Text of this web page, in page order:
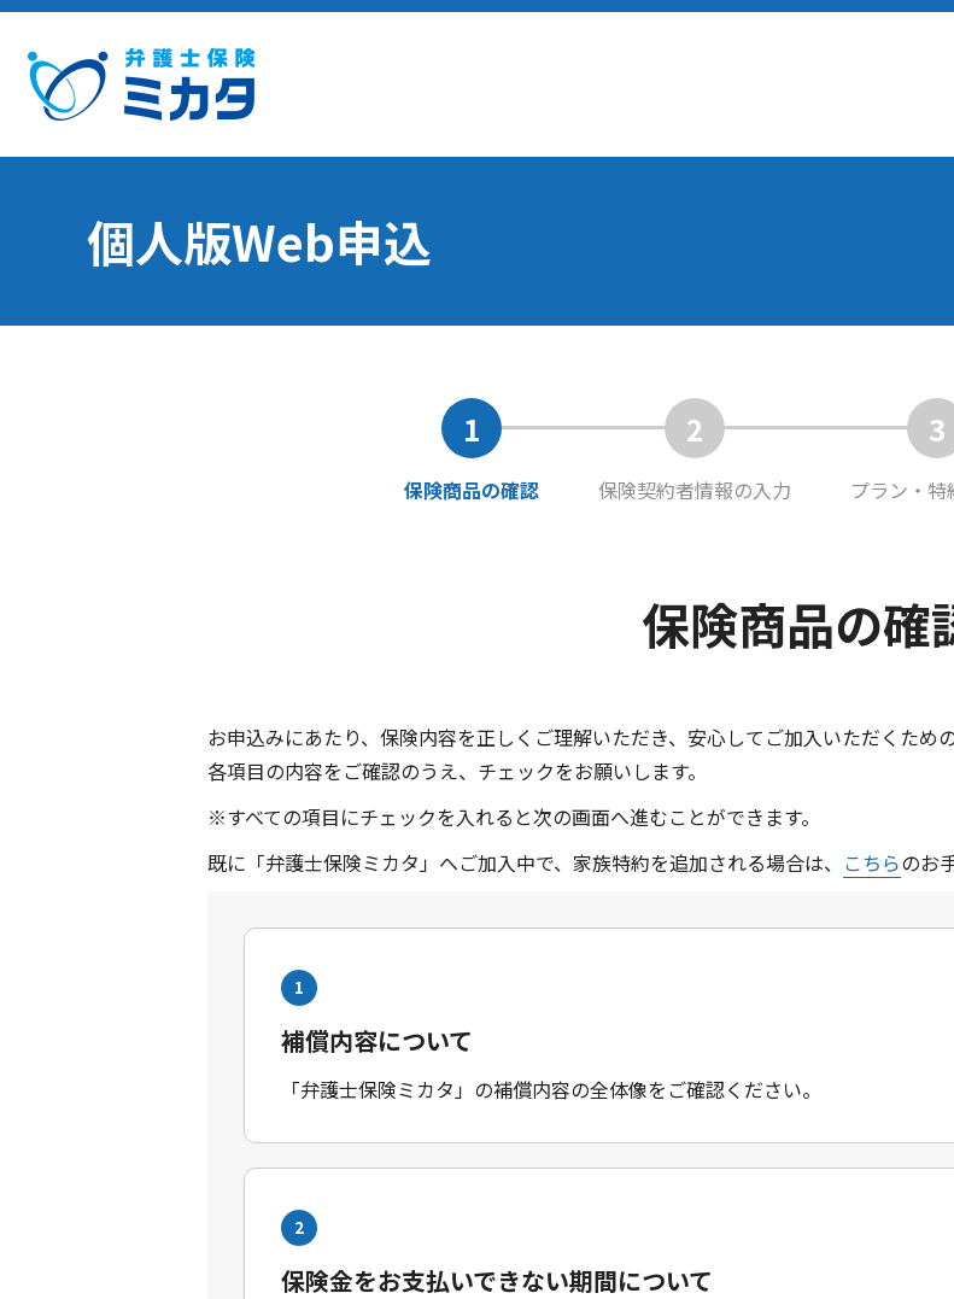
個人版Web申込
1
保険商品の確認
2
保険契約者情報の入力
3
プラン・特
保険商品の確
お申込みにあたり、保険内容を正しくご理解いただき、安心してご加入いただくための
各項目の内容をご確認のうえ、チェックをお願いします。
※すべての項目にチェックを入れると次の画面へ進むことができます。
既に「弁護士保険ミカタ」へご加入中で、家族特約を追加される場合は、 こちらのお
1
補償内容について
「弁護士保険ミカタ」の補償内容の全体像をご確認ください。
2
保険金をお支払いできない期間について